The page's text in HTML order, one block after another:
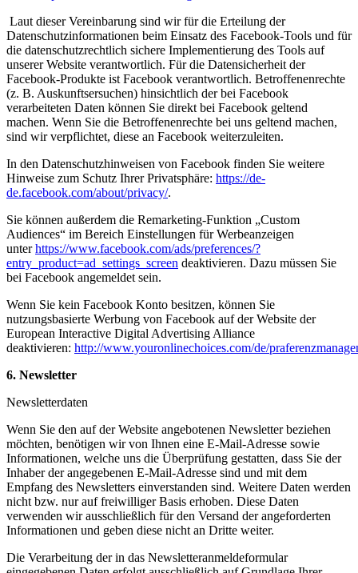
Laut dieser Vereinbarung sind wir für die Erteilung der
Datenschutzinformationen beim Einsatz des Facebook-Tools und für
die datenschutzrechtlich sichere Implementierung des Tools auf
unserer Website verantwortlich. Für die Datensicherheit der
Facebook-Produkte ist Facebook verantwortlich. Betroffenenrechte
(z. B. Auskunftsersuchen) hinsichtlich der bei Facebook
verarbeiteten Daten können Sie direkt bei Facebook geltend
machen. Wenn Sie die Betroffenenrechte bei uns geltend machen,
sind wir verpflichtet, diese an Facebook weiterzuleiten.
In den Datenschutzhinweisen von Facebook finden Sie weitere
Hinweise zum Schutz Ihrer Privatsphäre: https://de-
de.facebook.com/about/privacy/.
Sie können außerdem die Remarketing-Funktion „Custom
Audiences“ im Bereich Einstellungen für Werbeanzeigen
unterhttps://www.facebook.com/ads/preferences/?
entry_product=ad_settings_screen deaktivieren. Dazu müssen Sie
bei Facebook angemeldet sein.
Wenn Sie kein Facebook Konto besitzen, können Sie
nutzungsbasierte Werbung von Facebook auf der Website der
European Interactive Digital Advertising Alliance
deaktivieren: http://www.youronlinechoices.com/de/
6. Newsletter
Newsletterdaten
Wenn Sie den auf der Website angebotenen Newsletter beziehen
möchten, benötigen wir von Ihnen eine E-Mail-Adresse sowie
Informationen, welche uns die Überprüfung gestatten, dass Sie der
Inhaber der angegebenen E-Mail-Adresse sind und mit dem
Empfang des Newsletters einverstanden sind. Weitere Daten werden
nicht bzw. nur auf freiwilliger Basis erhoben. Diese Daten
verwenden wir ausschließlich für den Versand der angeforderten
Informationen und geben diese nicht an Dritte weiter.
Die Verarbeitung der in das Newsletteranmeldeformular